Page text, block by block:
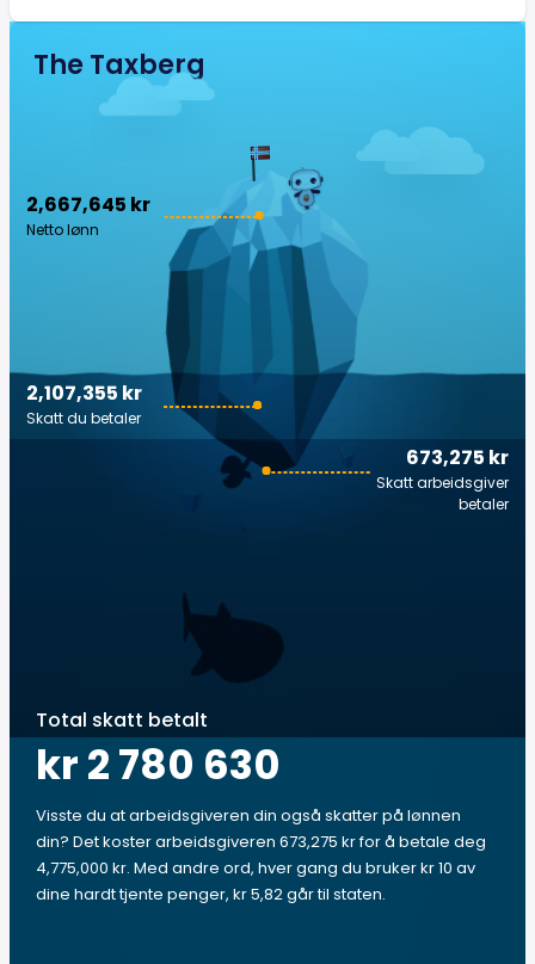
The Taxberg
2,667,645 kr
Netto lønn
673,275 kr
Skatt arbeidsgiver
betaler
2,107,355 kr
Skatt du betaler
Total skatt betalt
kr 2 780 630
Visste du at arbeidsgiveren din også skatter på lønnen
din? Det koster arbeidsgiveren 673,275 kr for å betale deg
4,775,000 kr. Med andre ord, hver gang du bruker kr 10 av
dine hardt tjente penger, kr 5,82 går til staten.